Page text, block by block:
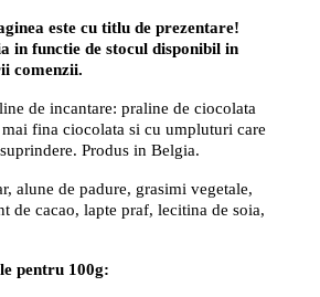
este cu titlu de prezentare!
in functie de stocul disponibil in
comenzii.
de incantare: praline de ciocolata
fina ciocolata si cu umpluturi care
Produs in Belgia.
alune de padure, grasimi vegetale,
de cacao, lapte praf, lecitina de soia,
pentru 100g: